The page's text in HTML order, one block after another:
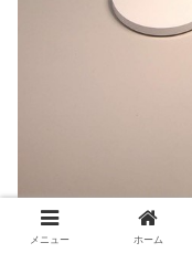
メニュー ホーム